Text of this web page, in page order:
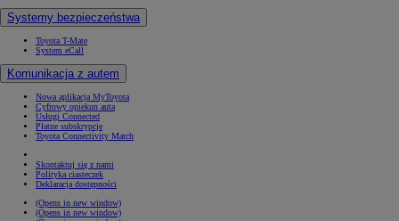
Systemy bezpieczeństwa
Toyota T-Mate
System eCall
Komunikacja z autem
Nowa aplikacja MyToyota
Cyfrowy opiekun auta
Usługi Connected
Płatne subskrypcje
Toyota Connectivity Match
Skontaktuj się z nami
Polityka ciasteczek
Deklaracja dostępności
(Opens in new window)
(Opens in new window)